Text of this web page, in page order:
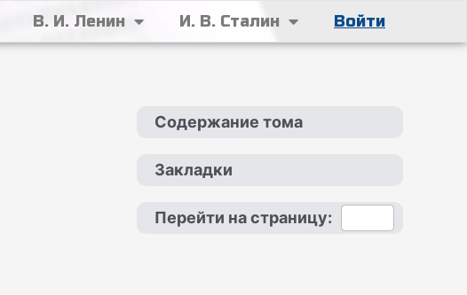
В. И. Ленин И. В. Сталин Войти
Содержание тома
Закладки
Перейти на страницу: